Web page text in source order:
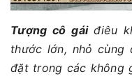
Tượng cô gái điêu
thước lớn, nhỏ cùng
đặt trong các không